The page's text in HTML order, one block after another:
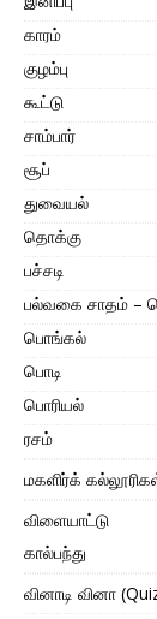
காரம்
குழம்பு
கூட்டு
சாம்பார்
சூப்
துவையல்
தொக்கு
பச்சடி
பல்வகை சாதம் –
பொங்கல்
பொடி
பொரியல்
ரசம்
மகளிர்க்
விளையாட்டு
கால்பந்து
வினாடி வினா